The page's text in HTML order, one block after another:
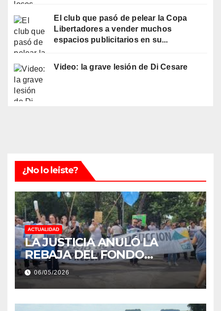
El club que pasó de pelear la Copa
Libertadores a vender muchos
espacios publicitarios en su...
Video: la grave lesión de Di Cesare
¿No lo leiste?
ACTUALIDAD
LA JUSTICIA ANULÓ LA
REBAJA DEL FONDO
ESTÍMULO A EMPLEADOS DE
PRODUCCIÓN DE LA
PROVINCIA DEL CHACO
06/05/2026